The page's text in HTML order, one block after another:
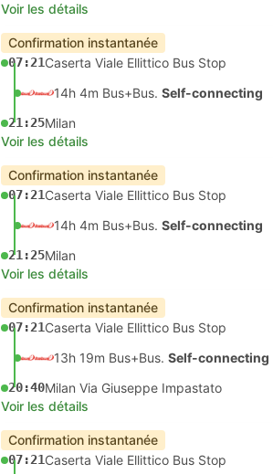
Voir les détails
Confirmation instantanée
07:21Caserta Viale Ellittico Bus Stop
14h 4m Bus+Bus. Self-connecting
21:25Milan
Voir les détails
Confirmation instantanée
07:21Caserta Viale Ellittico Bus Stop
14h 4m Bus+Bus. Self-connecting
21:25Milan
Voir les détails
Confirmation instantanée
07:21Caserta Viale Ellittico Bus Stop
13h 19m Bus+Bus. Self-connecting
20:40Milan Via Giuseppe Impastato
Voir les détails
Confirmation instantanée
07:21Caserta Viale Ellittico Bus Stop